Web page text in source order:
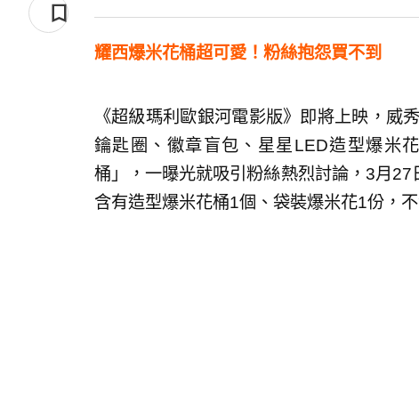
耀西爆米花桶超可愛！粉絲抱怨買不到
《超級瑪利歐銀河電影版》即將上映，威
鑰匙圈、徽章盲包、星星LED造型爆米
桶」，一曝光就吸引粉絲熱烈討論，3月
含有造型爆米花桶1個、袋裝爆米花1份，